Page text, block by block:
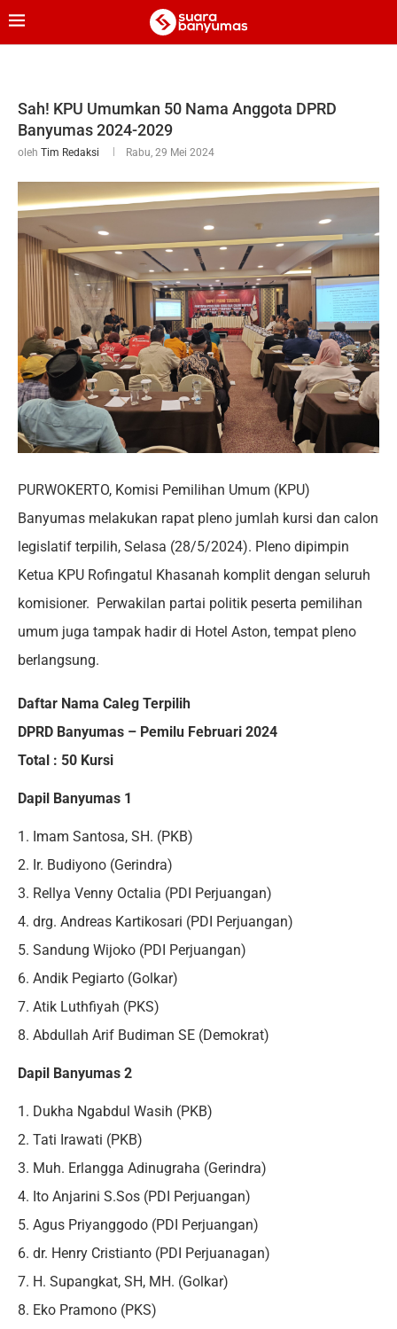
Sah! KPU Umumkan 50 Nama Anggota DPRD
Banyumas 2024-2029
oleh Tim Redaksi Rabu, 29 Mei 2024
PURWOKERTO, Komisi Pemilihan Umum (KPU)
Banyumas melakukan rapat pleno jumlah kursi dan calon
legislatif terpilih, Selasa (28/5/2024). Pleno dipimpin
Ketua KPU Rofingatul Khasanah komplit dengan seluruh
komisioner. Perwakilan partai politik peserta pemilihan
umum juga tampak hadir di Hotel Aston, tempat pleno
berlangsung.
Daftar Nama Caleg Terpilih
DPRD Banyumas – Pemilu Februari 2024
Total : 50 Kursi
Dapil Banyumas 1
1. Imam Santosa, SH. (PKB)
2. Ir. Budiyono (Gerindra)
3. Rellya Venny Octalia (PDI Perjuangan)
4. drg. Andreas Kartikosari (PDI Perjuangan)
5. Sandung Wijoko (PDI Perjuangan)
6. Andik Pegiarto (Golkar)
7. Atik Luthfiyah (PKS)
8. Abdullah Arif Budiman SE (Demokrat)
Dapil Banyumas 2
1. Dukha Ngabdul Wasih (PKB)
2. Tati Irawati (PKB)
3. Muh. Erlangga Adinugraha (Gerindra)
4. Ito Anjarini S.Sos (PDI Perjuangan)
5. Agus Priyanggodo (PDI Perjuangan)
6. dr. Henry Cristianto (PDI Perjuanagan)
7. H. Supangkat, SH, MH. (Golkar)
8. Eko Pramono (PKS)